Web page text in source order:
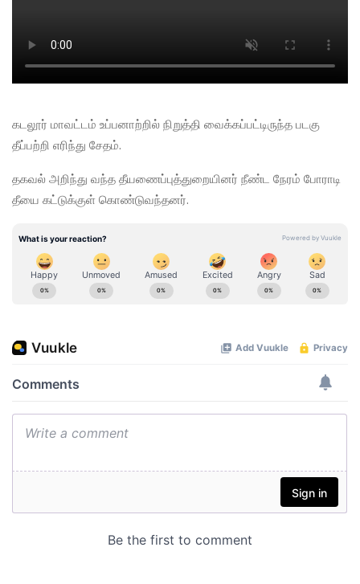
கடலூர் மாவட்டம் உப்பனாற்றில் நிறுத்தி வைக்கப்பட்டிருந்த படகு
தீப்பற்றி எரிந்து சேதம்.
தகவல் அறிந்து வந்த தீயணைப்புத்துறையினர் நீண்ட நேரம் போராடி
தீயை கட்டுக்குள் கொண்டுவந்தனர்.